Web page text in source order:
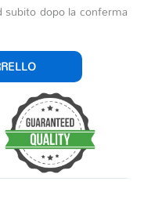
subito dopo la conferma